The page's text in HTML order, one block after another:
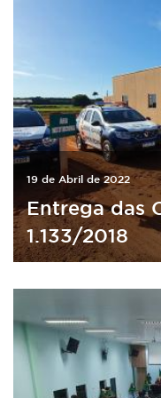
19 de Abril de 2022
Entrega das
1.133/2018